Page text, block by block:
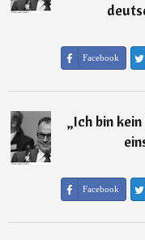
Facebook
„Ich bin
Facebook